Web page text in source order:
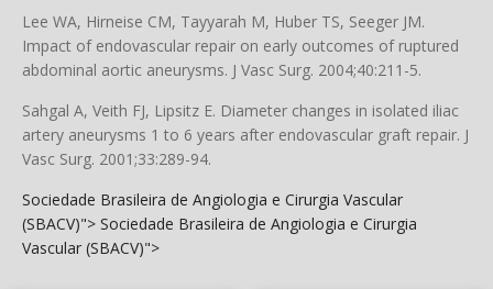
Lee WA, Hirneise CM, Tayyarah M, Huber TS, Seeger JM.
Impact of endovascular repair on early outcomes of ruptured
abdominal aortic aneurysms. J Vasc Surg. 2004;40:211-5.
Sahgal A, Veith FJ, Lipsitz E. Diameter changes in isolated iliac
artery aneurysms 1 to 6 years after endovascular graft repair. J
Vasc Surg. 2001;33:289-94.
Sociedade Brasileira de Angiologia e Cirurgia Vascular
(SBACV)"> Sociedade Brasileira de Angiologia e Cirurgia
Vascular (SBACV)">